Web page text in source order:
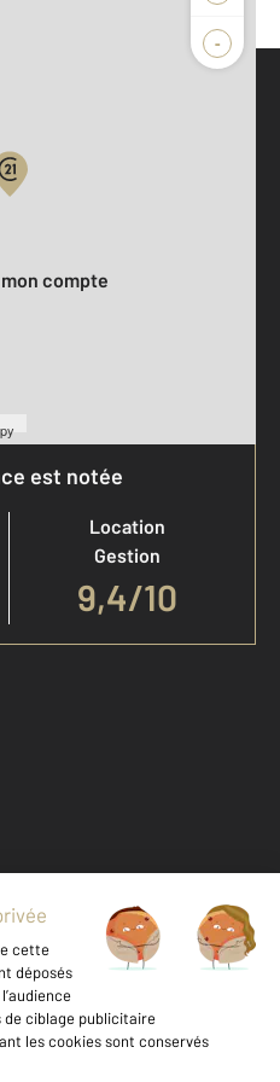
-
mon compte
est notée
Location
Gestion
9,4/10